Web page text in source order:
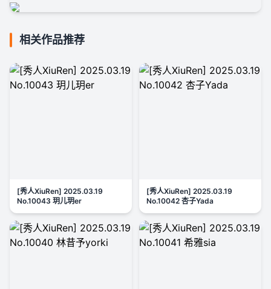
相关作品推荐
[秀人XiuRen] 2025.03.19
No.10043 玥儿玥er
[秀人XiuRen] 2025.03.19
No.10042 杏子Yada